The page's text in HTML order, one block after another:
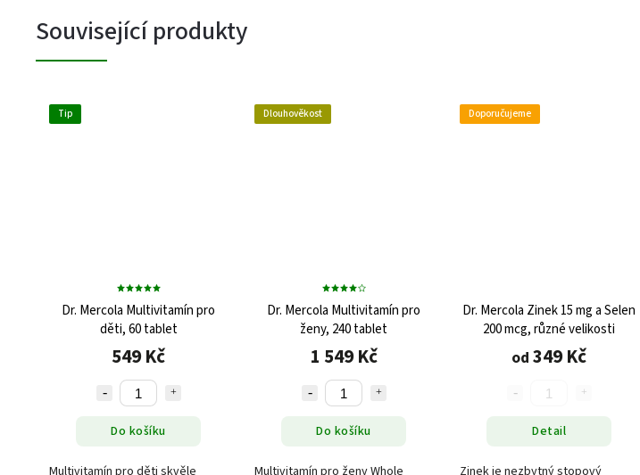
Související produkty
Tip
Dr. Mercola Multivitamín pro
děti, 60 tablet
549 Kč
Do košíku
Multivitamín pro děti skvěle
Dlouhověkost
Dr. Mercola Multivitamín pro
ženy, 240 tablet
1 549 Kč
Do košíku
Multivitamín pro ženy Whole
Doporučujeme
Dr. Mercola Zinek 15 mg a Selen
200 mcg, různé velikosti
od 349 Kč
Detail
Zinek je nezbytný stopový